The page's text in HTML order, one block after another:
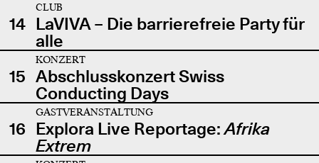
14
CLUB
LaVIVA – Die barrierefreie Party für
alle
15
KONZERT
Abschlusskonzert Swiss
Conducting Days
16
GASTVERANSTALTUNG
Explora Live Reportage:Afrika
Extrem